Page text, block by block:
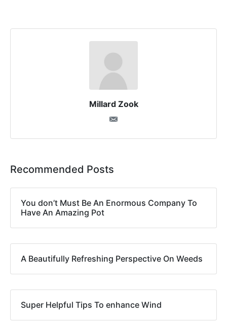
Millard Zook
Recommended Posts
You don’t Must Be An Enormous Company To
Have An Amazing Pot
A Beautifully Refreshing Perspective On Weeds
Super Helpful Tips To enhance Wind